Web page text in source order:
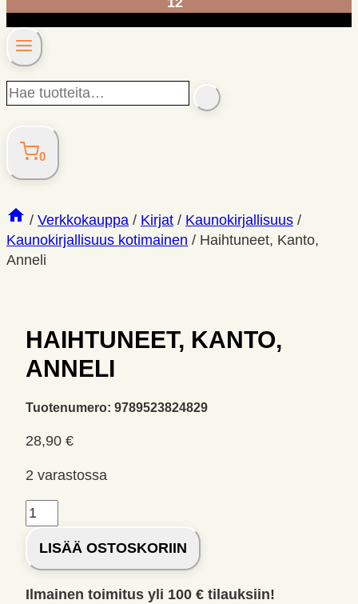
Hae
tuotteita…
SEARCH
0
/ Verkkokauppa / Kirjat / Kaunokirjallisuus /
Kaunokirjallisuus kotimainen / Haihtuneet, Kanto,
Anneli
HAIHTUNEET, KANTO,
ANNELI
Tuotenumero: 9789523824829
28,90 €
2 varastossa
Haihtuneet,
Kanto,
Anneli
määrä
LISÄÄ OSTOSKORIIN
Ilmainen toimitus yli 100 € tilauksiin!